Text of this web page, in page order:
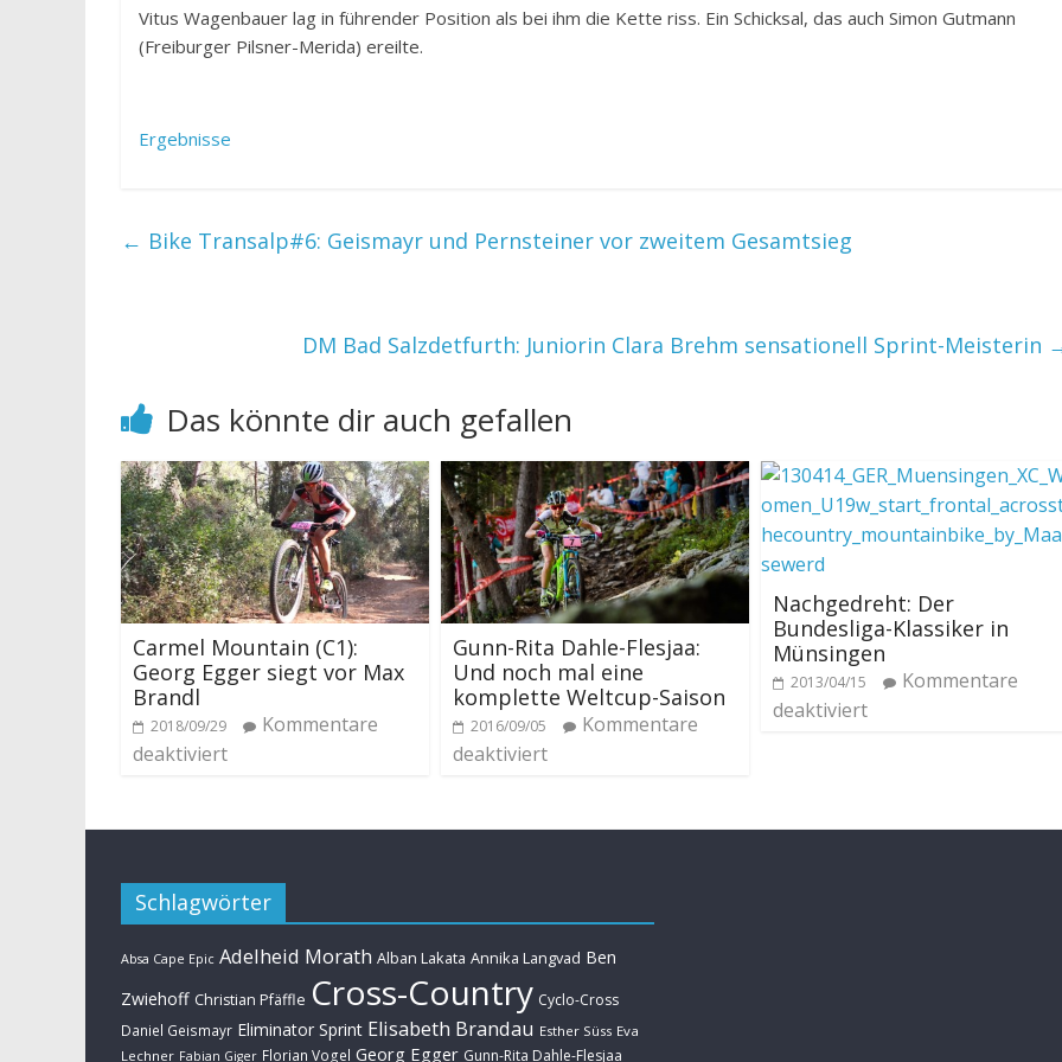
Vitus Wagenbauer lag in führender Position als bei ihm die Kette riss. Ein Schicksal, das auch Simon Gutmann
(Freiburger Pilsner-Merida) ereilte.
Ergebnisse
← Bike Transalp#6: Geismayr und Pernsteiner vor zweitem Gesamtsieg
DM Bad Salzdetfurth: Juniorin Clara Brehm sensationell Sprint-Meisterin
Das könnte dir auch gefallen
Carmel Mountain (C1):
Georg Egger siegt vor Max
Brandl
2018/09/29
Kommentare
deaktiviert
Gunn-Rita Dahle-Flesjaa:
Und noch mal eine
komplette Weltcup-Saison
2016/09/05
Kommentare
deaktiviert
Nachgedreht: Der
Bundesliga-Klassiker in
Münsingen
2013/04/15
Kommentare
deaktiviert
Schlagwörter
Absa Cape Epic Adelheid Morath Alban Lakata Annika Langvad Ben
Zwiehoff Christian Pfäffle Cross-Country Cyclo-Cross
Daniel Geismayr Eliminator Sprint Elisabeth Brandau Esther Süss Eva
Lechner Fabian Giger Florian Vogel Georg Egger Gunn-Rita Dahle-Flesjaa